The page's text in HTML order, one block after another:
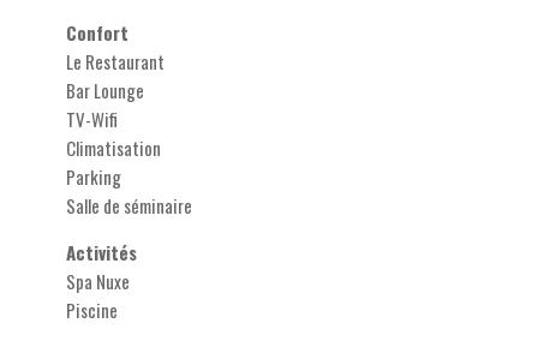
Confort
Le Restaurant
Bar Lounge
TV-Wifi
Climatisation
Parking
Salle de séminaire
Activités
Spa Nuxe
Piscine